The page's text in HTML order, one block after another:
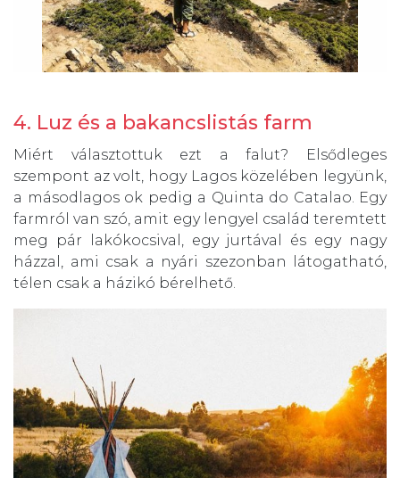
4. Luz és a bakancslistás farm
Miért választottuk ezt a falut? Elsődleges
szempont az volt, hogy Lagos közelében legyünk,
a másodlagos ok pedig a Quinta do Catalao. Egy
farmról van szó, amit egy lengyel család teremtett
meg pár lakókocsival, egy jurtával és egy nagy
házzal, ami csak a nyári szezonban látogatható,
télen csak a házikó bérelhető.